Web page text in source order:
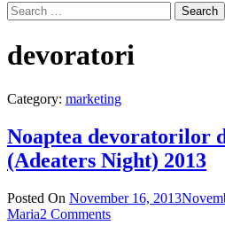
Search
for:
devoratori
Category: marketing
Noaptea devoratorilor
(Adeaters Night) 2013
Posted On November 16, 2013
Maria2 Comments